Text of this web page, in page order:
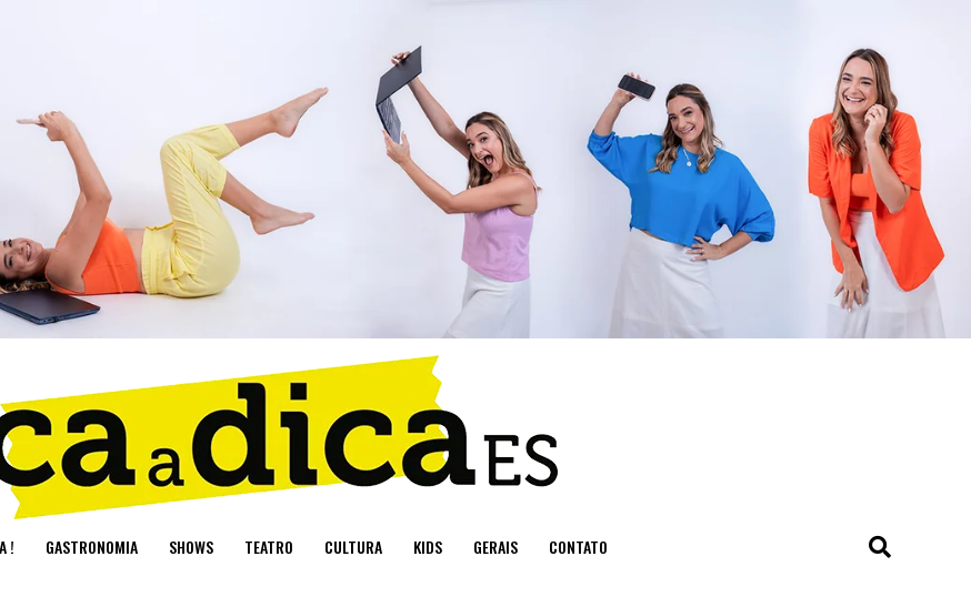
! GASTRONOMIA SHOWS TEATRO CULTURA KIDS GERAIS CONTATO